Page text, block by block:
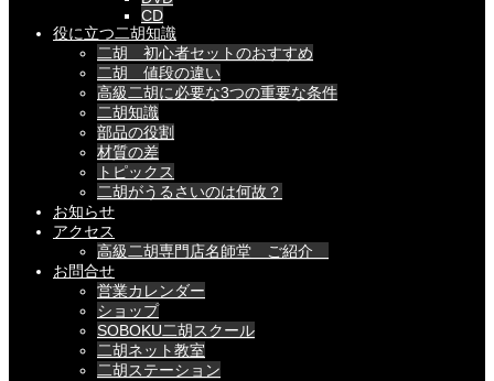
CD
役に立つ二胡知識
二胡 初心者セットのおすすめ
二胡 値段の違い
高級二胡に必要な3つの重要な条件
二胡知識
部品の役割
材質の差
トピックス
二胡がうるさいのは何故？
お知らせ
アクセス
高級二胡専門店名師堂 ご紹介
お問合せ
営業カレンダー
ショップ
SOBOKU二胡スクール
二胡ネット教室
二胡ステーション